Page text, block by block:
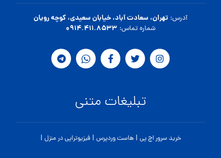
آدرس: تهران، سعادت آباد، خیابان سعیدی، کوچه رویان
شماره تماس: ۰۹۱۴.۴۱۱.۸۵۳۳
تبلیغات متنی
خرید سرور اچ پی |هاست وردپرس |فیزیوتراپی در منزل |